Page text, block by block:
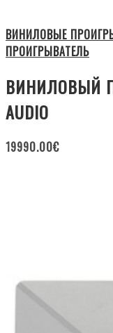
ВИНИЛОВЫЕ
ПРОИГРЫВАТЕЛЬ
ВИНИЛОВЫЙ
AUDIO
19990.00€